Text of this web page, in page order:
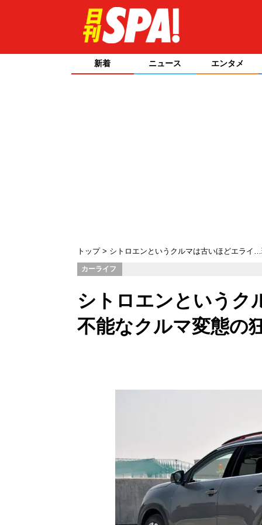
新着 ニュース エンタメ
トップ シトロエンというクルマは古いほどエライ
カーライフ
シトロエンという
不能なクルマ変態の